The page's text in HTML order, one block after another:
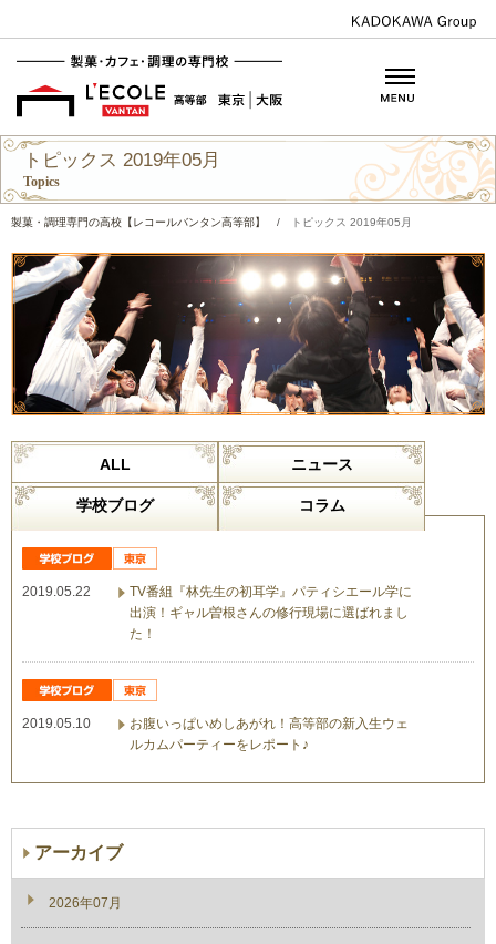
トピックス 2019年05月
Topics
製菓・調理専門の高校【レコールバンタン高等部】 / トピックス 2019年05月
ALL ニュース
学校ブログ コラム
2019.05.22
TV番組『林先生の初耳学』パティシエール学に
出演！ギャル曽根さんの修行現場に選ばれまし
た！
2019.05.10
お腹いっぱいめしあがれ！高等部の新入生ウェ
ルカムパーティーをレポート♪
アーカイブ
2026年07月